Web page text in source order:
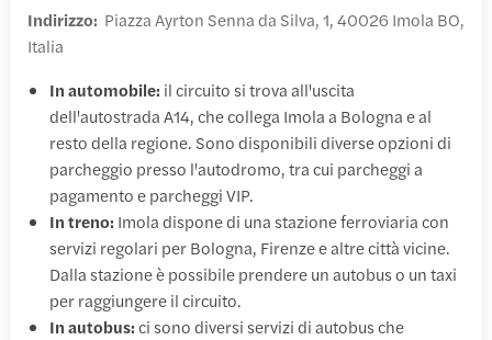
Indirizzo: Piazza Ayrton Senna da Silva, 1, 40026 Imola BO,
Italia
In automobile: il circuito si trova all'uscita
dell'autostrada A14, che collega Imola a Bologna e al
resto della regione. Sono disponibili diverse opzioni di
parcheggio presso l'autodromo, tra cui parcheggi a
pagamento e parcheggi VIP.
In treno: Imola dispone di una stazione ferroviaria con
servizi regolari per Bologna, Firenze e altre città vicine.
Dalla stazione è possibile prendere un autobus o un taxi
per raggiungere il circuito.
In autobus:ci sono diversi servizi di autobus che